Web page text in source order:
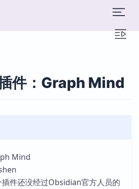
件：Graph Mind
Mind
件还没经过Obsidian官方人员的